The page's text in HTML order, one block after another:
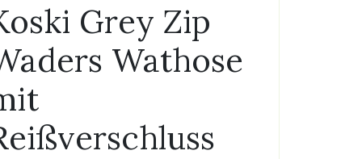
Grey Zip
Wathose